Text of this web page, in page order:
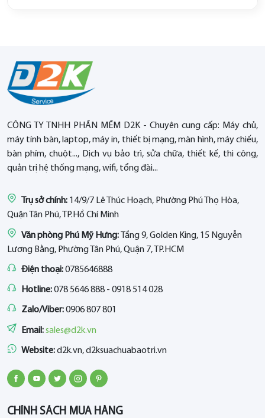
CÔNG TY TNHH PHẦN MỀM D2K - Chuyên cung cấp: Máy chủ,
máy tính bàn, laptop, máy in, thiết bị mạng, màn hình, máy chiếu,
bàn phím, chuột..., Dịch vụ bảo trì, sửa chữa, thiết kế, thi công,
quản trị hệ thống mạng, wifi, tổng đài...
Trụ sở chính: 14/9/7 Lê Thúc Hoạch, Phường Phú Thọ Hòa,
Quận Tân Phú, TP.Hồ Chí Minh
Văn phòng Phú Mỹ Hưng:
Tầng 9, Golden King, 15 Nguyễn
Lương Bằng, Phường Tân Phú, Quận 7, TP.HCM
Điện thoại:0785646888
Hotline:078 5646 888 - 0918 514 028
Zalo/Viber:0906 807 801
Email:sales@d2k.vn
Website:d2k.vn, d2ksuachuabaotri.vn
CHÍNH SÁCH MUA HÀNG